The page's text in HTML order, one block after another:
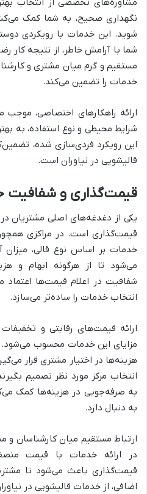
نگهداری صحیح، به شما کمک
شوید. این خدمات با رویکردی
شما با آرامش خاطر، از نتیجه کار
مستقیم و گرم میان مشتری و
خدمات را تضمین می‌کند.
ارائه راهکارهای اختصاصی،
شرایط محیطی و نوع استفاده، به
این رویکرد فردی‌سازی شده،
قالیشویی در نیاوران است.
قیمت‌گذاری و شفافیت
یکی از دغدغه‌های اصلی مشتریان
قیمت‌گذاری است. در مراکزی
خدمات بر اساس نوع قالی،
می‌شود تا از هرگونه ابهام و
شفافیت در اعلام قیمت‌ها اعتماد
انتخاب خدمات را ساده‌تر می‌سازد.
ارائه قیمت‌های رقابتی و
مزایای این خدمات محسوب می‌شود.
هزینه‌ها در اختیار مشتری قرار
انتخاب مرکز مورد نظر تصمیم
به صرفه‌جویی در هزینه‌ها کمک
به دنبال دارد.
ارتباط مستقیم میان کارشناسان و
در ارائه خدمات با قیمت
قیمت‌گذاری باعث می‌شود تا
اضافی، از خدمات قالیشویی در